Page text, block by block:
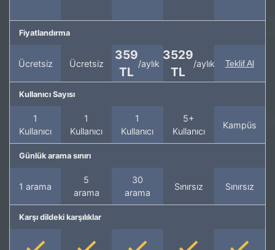
Fiyatlandırma
Ücretsiz Ücretsiz
359
TL
/aylık
3529
TL
/aylık Teklif Al
Kullanıcı Sayısı
1
Kullanıcı
1
Kullanıcı
1
Kullanıcı
5+
Kullanıcı
Kampüs
Günlük arama sınırı
1 arama
5
arama
30
arama
Sınırsız Sınırsız
Karşı dildeki karşılıklar